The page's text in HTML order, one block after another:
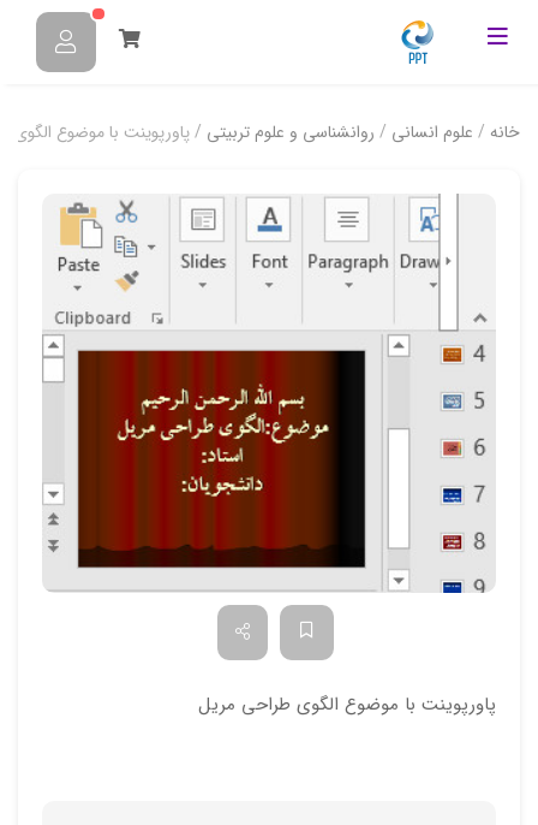
خانه / علوم انسانی / روانشناسی و علوم تربیتی / پاورپوینت با موضوع الگوی
پاورپوینت با موضوع الگوی طراحی مریل